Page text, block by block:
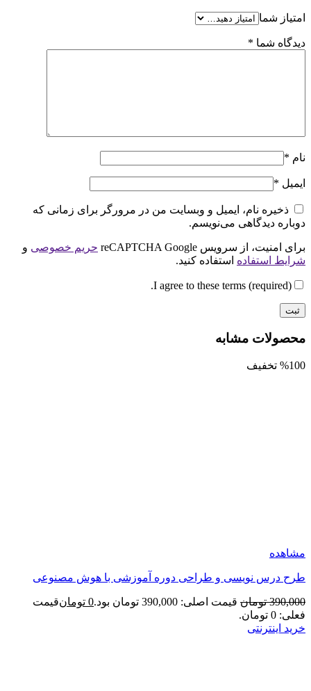
امتیاز شما
دیدگاه شما *
نام *
ایمیل *
ذخیره نام، ایمیل و وبسایت من در مرورگر برای زمانی که
دوباره دیدگاهی می‌نویسم.
برای امنیت، از سرویس reCAPTCHA Google حریم خصوصی و
شرایط استفاده استفاده کنید.
I agree to these terms (required).
محصولات مشابه
%100 تخفیف
مشاهده
طرح درس نویسی و طراحی دوره آموزشی با هوش مصنوعی
390,000 تومان قیمت اصلی: 390,000 تومان بود. 0 تومانقیمت
فعلی: 0 تومان.
خرید اینترنتی